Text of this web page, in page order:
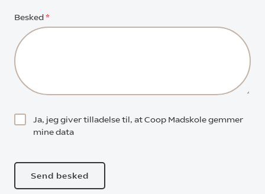
Besked*
Ja, jeg giver tilladelse til, at Coop Madskole gemmer
mine data